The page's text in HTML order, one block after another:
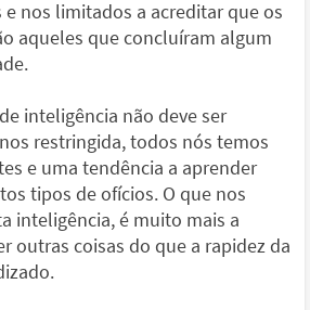
e nos limitados a acreditar que os
aqueles que concluíram algum
inteligência não deve ser
restringida, todos nós temos
e uma tendência a aprender
tipos de ofícios. O que nos
inteligência, é muito mais a
outras coisas do que a rapidez da